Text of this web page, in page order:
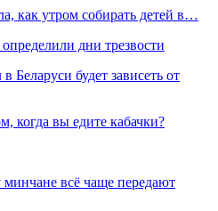
как утром собирать детей в…
дни трезвости
Беларуси будет зависеть от
когда вы едите кабачки?
всё чаще передают